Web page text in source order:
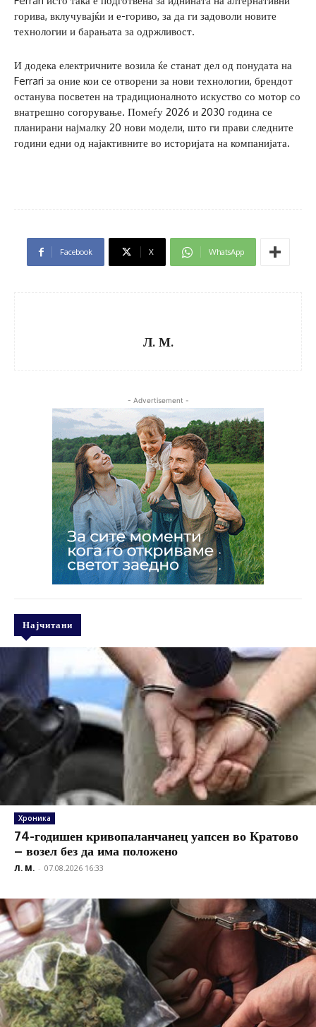
горива, вклучувајќи и е-гориво, за да ги задоволи новите
технологии и барањата за одржливост.
И додека електричните возила ќе станат дел од понудата на
Ferrari за оние кои се отворени за нови технологии, брендот
останува посветен на традиционалното искуство со мотор со
внатрешно согорување. Помеѓу 2026 и 2030 година се
планирани најмалку 20 нови модели, што ги прави следните
години едни од најактивните во историјата на компанијата.
Facebook X WhatsApp
Л. М.
- Advertisement -
Најчитани
Хроника
74-годишен кривопаланчанец уапсен во Кратово
– возел без да има положено
Л. М. - 07.08.2026 16:33